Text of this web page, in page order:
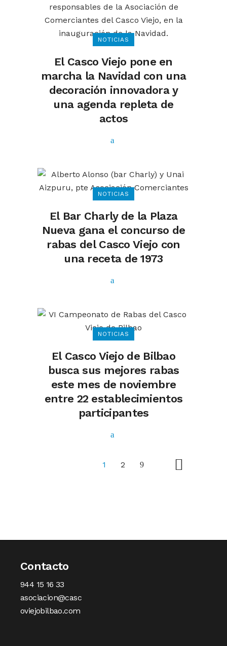
NOTICIAS
El Casco Viejo pone en
marcha la Navidad con una
decoración innovadora y
una agenda repleta de
actos
NOTICIAS
El Bar Charly de la Plaza
Nueva gana el concurso de
rabas del Casco Viejo con
una receta de 1973
NOTICIAS
El Casco Viejo de Bilbao
busca sus mejores rabas
este mes de noviembre
entre 22 establecimientos
participantes
1 2
Contacto
944 15 16 33
asociacion@casc
oviejobilbao.com